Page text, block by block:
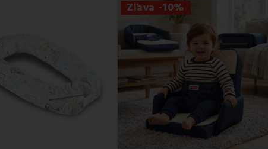
Zľava -10%